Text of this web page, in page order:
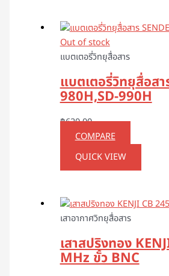
Out of stock
แบตเตอรี่วิทยุสื่อสาร
แบตเตอรี่วิทยุสื่อสา
980H,SD-990H
฿620.00
COMPARE
QUICK VIEW
เสาอากาศวิทยุสื่อสาร
เสาสปริงทอง
MHz ขั้ว BNC